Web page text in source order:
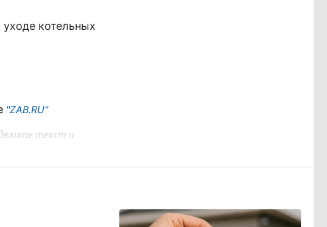
уходе котельных
"ZAB.RU"
текст и